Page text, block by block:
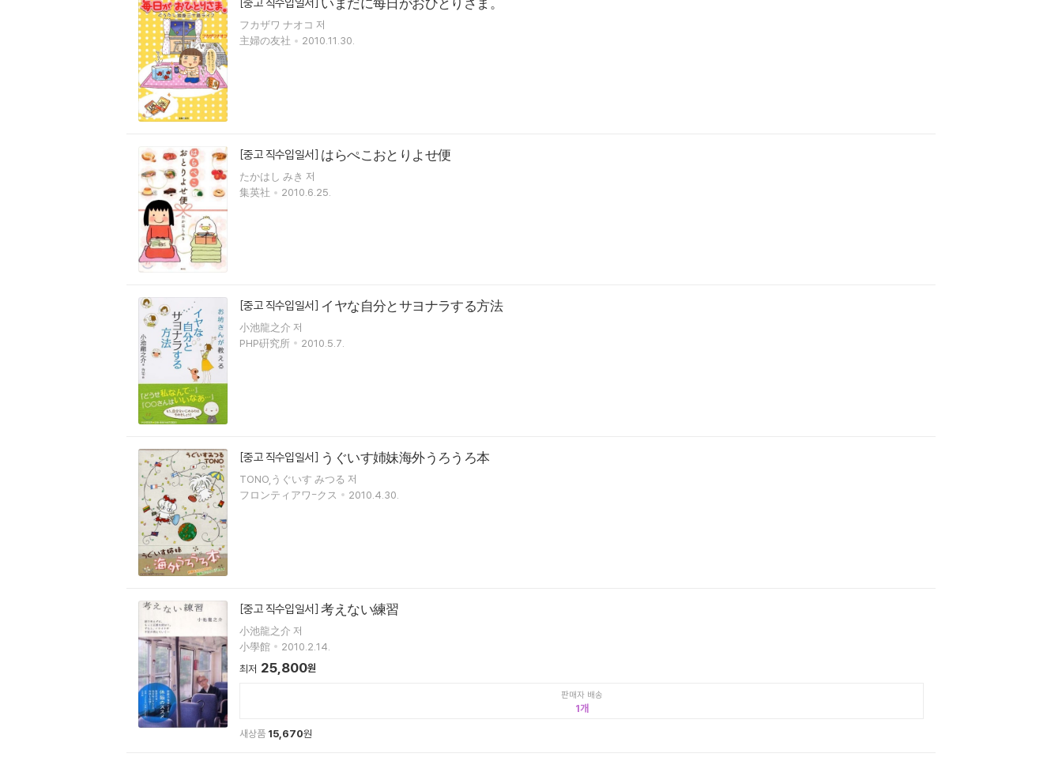
フカザワ ナオコ 저
主婦の友社
2010.11.30.
[중고 직수입일서] はらぺこおとりよせ便
たかはし みき 저
集英社
2010.6.25.
[중고 직수입일서] イヤな自分とサヨナラする方法
小池龍之介 저
PHP硏究所
2010.5.7.
[중고 직수입일서] うぐいす姉妹海外うろうろ本
TONO,うぐいす みつる 저
フロンティアワ-クス
2010.4.30.
[중고 직수입일서] 考えない練習
小池龍之介 저
小學館
2010.2.14.
최저 25,800원
판매자 배송
1
새상품 15,670원